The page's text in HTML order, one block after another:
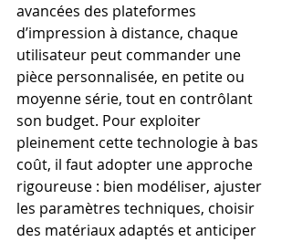
avancées des plateformes
d’impression à distance, chaque
utilisateur peut commander une
pièce personnalisée, en petite ou
moyenne série, tout en contrôlant
son budget. Pour exploiter
pleinement cette technologie à bas
coût, il faut adopter une approche
rigoureuse : bien modéliser, ajuster
les paramètres techniques, choisir
des matériaux adaptés et anticiper